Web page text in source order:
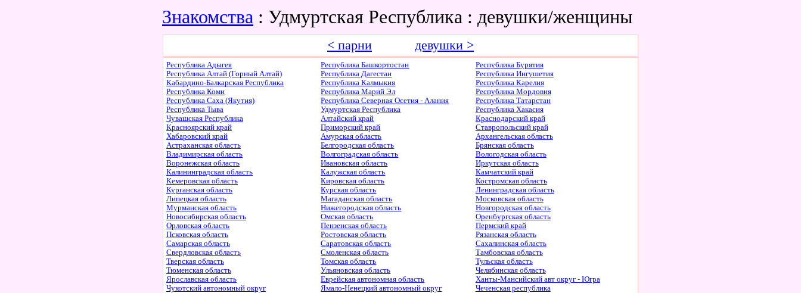
Знакомства : Удмуртская Республика : девушки/женщины
< парни девушки >
Республика Адыгея Республика Башкортостан
Республика Бурятия
Республика Алтай (Горный Алтай)
Республика Дагестан
Республика Ингушетия
Кабардино-Балкарская Республика
Республика Калмыкия
Республика Карелия
Республика Коми
Республика Марий Эл
Республика Мордовия
Республика Саха (Якутия)
Республика Северная Осетия - Алания
Республика Татарстан
Республика Тыва
Удмуртская Республика
Республика Хакасия
Чувашская Республика
Алтайский край
Краснодарский край
Красноярский край
Приморский край
Ставропольский край
Хабаровский край
Амурская область
Архангельская область
Астраханская область
Белгородская область
Брянская область
Владимирская область
Волгоградская область
Вологодская область
Воронежская область
Ивановская область
Иркутская область
Калининградская область
Калужская область
Камчатский край
Кемеровская область
Кировская область
Костромская область
Курганская область
Курская область
Ленинградская область
Липецкая область
Магаданская область
Московская область
Мурманская область
Нижегородская область
Новгородская область
Новосибирская область
Омская область
Оренбургская область
Орловская область
Пензенская область
Пермский край
Псковская область
Ростовская область
Рязанская область
Самарская область
Саратовская область
Сахалинская область
Свердловская область
Смоленская область
Тамбовская область
Тверская область
Томская область
Тульская область
Тюменская область
Ульяновская область
Челябинская область
Ярославская область
Еврейская автономная область
Ханты-Мансийский авт округ - Югра
Чукотский автономный округ
Ямало-Ненецкий автономный округ Чеченская республика